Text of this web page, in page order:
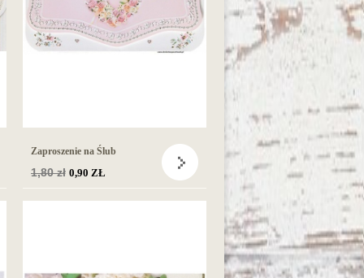
Zaproszenie na Ślub
Cena
1,80 zł 0,90 ZŁ